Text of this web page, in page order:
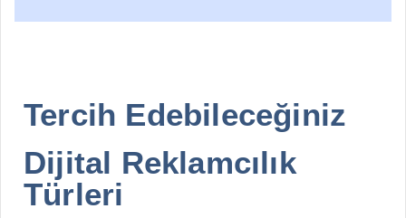
Tercih Edebileceğiniz
Dijital Reklamcılık
Türleri